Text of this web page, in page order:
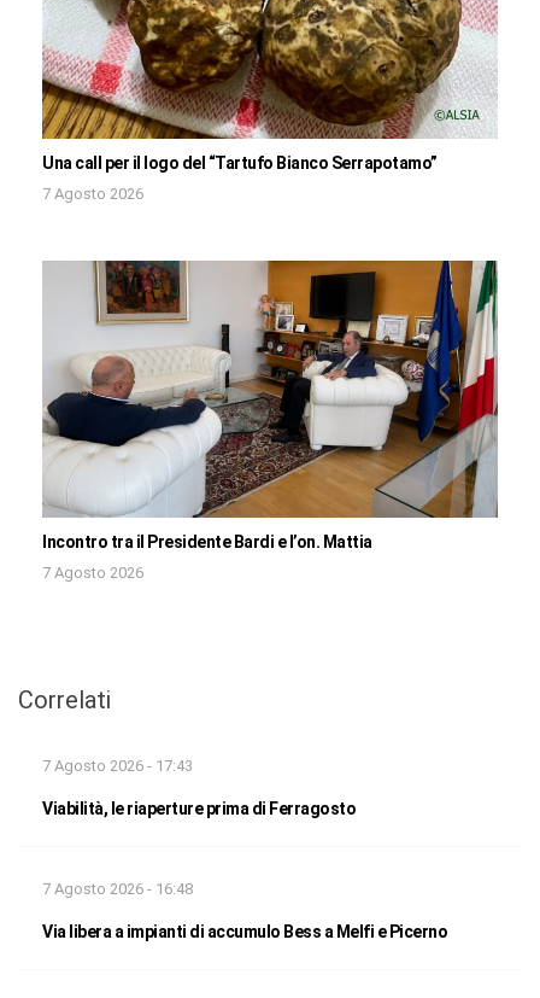
Una call per il logo del “Tartufo Bianco Serrapotamo”
7 Agosto 2026
Incontro tra il Presidente Bardi e l’on. Mattia
7 Agosto 2026
Correlati
7 Agosto 2026 - 17:43
Viabilità, le riaperture prima di Ferragosto
7 Agosto 2026 - 16:48
Via libera a impianti di accumulo Bess a Melfi e Picerno